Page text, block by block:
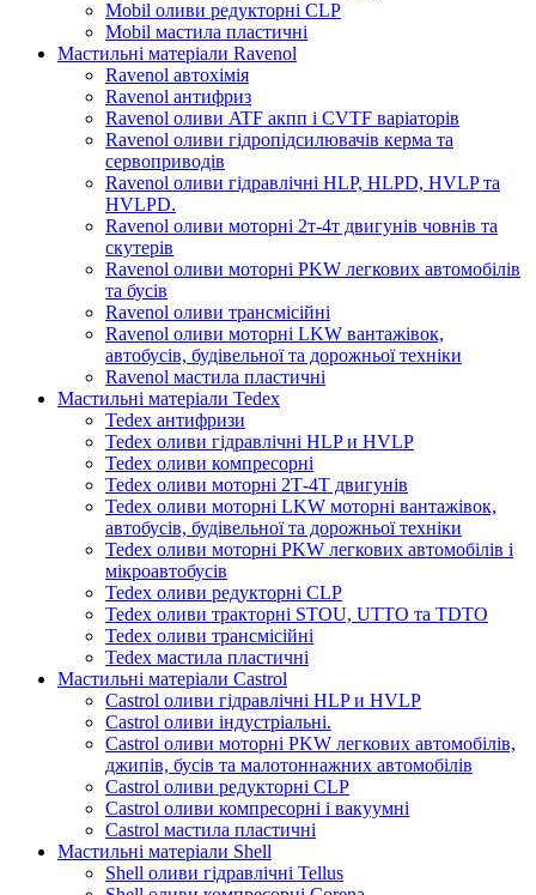
Mobil оливи редукторні CLP
Mobil мастила пластичні
Мастильні матеріали Ravenol
Ravenol автохімія
Ravenol антифриз
Ravenol оливи ATF акпп і CVTF варіаторів
Ravenol оливи гідропідсилювачів керма та
сервоприводів
Ravenol оливи гідравлічні HLP, HLPD, HVLP та
HVLPD.
Ravenol оливи моторні 2т-4т двигунів човнів та
скутерів
Ravenol оливи моторні PKW легкових автомобілів
та бусів
Ravenol оливи трансмісійні
Ravenol оливи моторні LKW вантажівок,
автобусів, будівельної та дорожньої техніки
Ravenol мастила пластичні
Мастильні матеріали Tedex
Tedex антифризи
Tedex оливи гідравлічні HLP и HVLP
Tedex оливи компресорні
Tedex оливи моторні 2Т-4Т двигунів
Tedex оливи моторні LKW моторні вантажівок,
автобусів, будівельної та дорожньої техніки
Tedex оливи моторні PKW легкових автомобілів і
мікроавтобусів
Tedex оливи редукторні CLP
Tedex оливи тракторні STOU, UTTO та TDTO
Tedex оливи трансмісійні
Tedex мастила пластичні
Мастильні матеріали Castrol
Castrol оливи гідравлічні HLP и HVLP
Castrol оливи індустріальні.
Castrol оливи моторні PKW легкових автомобілів,
джипів, бусів та малотоннажних автомобілів
Castrol оливи редукторні CLP
Castrol оливи компресорні і вакуумні
Castrol мастила пластичні
Мастильні матеріали Shell
Shell оливи гідравлічні Tellus